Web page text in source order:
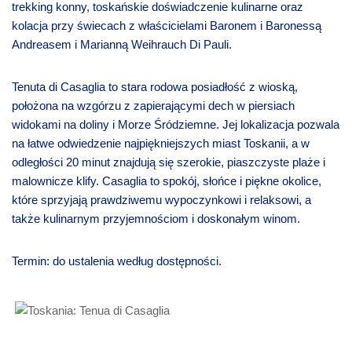
trekking konny, toskańskie doświadczenie kulinarne oraz
kolacja przy świecach z właścicielami Baronem i Baronessą
Andreasem i Marianną Weihrauch Di Pauli.
Tenuta di Casaglia to stara rodowa posiadłość z wioską,
położona na wzgórzu z zapierającymi dech w piersiach
widokami na doliny i Morze Śródziemne. Jej lokalizacja pozwala
na łatwe odwiedzenie najpiękniejszych miast Toskanii, a w
odległości 20 minut znajdują się szerokie, piaszczyste plaże i
malownicze klify. Casaglia to spokój, słońce i piękne okolice,
które sprzyjają prawdziwemu wypoczynkowi i relaksowi, a
także kulinarnym przyjemnościom i doskonałym winom.
Termin: do ustalenia według dostępności.